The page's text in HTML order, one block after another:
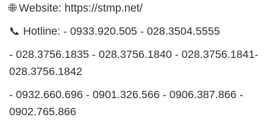
🌐 Website: https://stmp.net/
📞 Hotline: - 0933.920.505 - 028.3504.5555
- 028.3756.1835 - 028.3756.1840 - 028.3756.1841-
028.3756.1842
- 0932.660.696 - 0901.326.566 - 0906.387.866 -
0902.765.866